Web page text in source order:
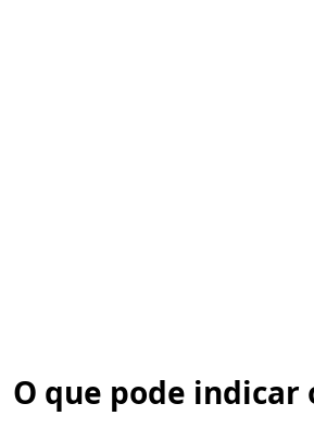
O que pode